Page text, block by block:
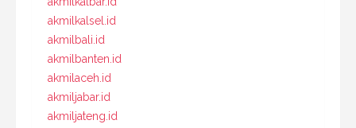
akmilkalsel.id
akmilbali.id
akmilbanten.id
akmilaceh.id
akmiljabar.id
akmiljateng.id